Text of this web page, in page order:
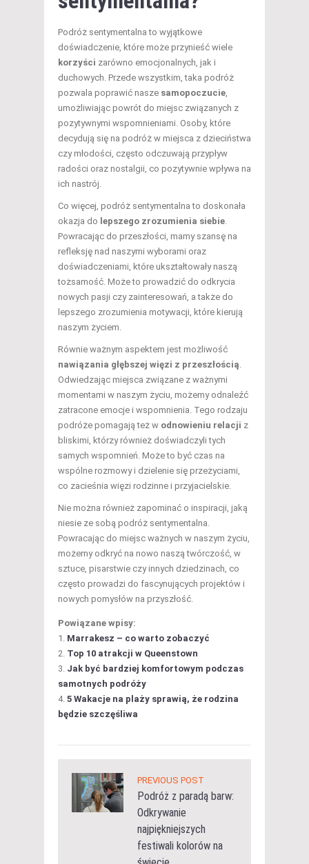
Podróż sentymentalna to wyjątkowe
doświadczenie, które może przynieść wiele
korzyści zarówno emocjonalnych, jak i
duchowych. Przede wszystkim, taka podróż
pozwala poprawić nasze samopoczucie,
umożliwiając powrót do miejsc związanych z
pozytywnymi wspomnieniami. Osoby, które
decydują się na podróż w miejsca z dzieciństwa
czy młodości, często odczuwają przypływ
radości oraz nostalgii, co pozytywnie wpływa na
ich nastrój.
Co więcej, podróż sentymentalna to doskonała
okazja do lepszego zrozumienia siebie.
Powracając do przeszłości, mamy szansę na
refleksję nad naszymi wyborami oraz
doświadczeniami, które ukształtowały naszą
tożsamość. Może to prowadzić do odkrycia
nowych pasji czy zainteresowań, a także do
lepszego zrozumienia motywacji, które kierują
naszym życiem.
Równie ważnym aspektem jest możliwość
nawiązania głębszej więzi z przeszłością.
Odwiedzając miejsca związane z ważnymi
momentami w naszym życiu, możemy odnaleźć
zatracone emocje i wspomnienia. Tego rodzaju
podróże pomagają też w odnowieniu relacji z
bliskimi, którzy również doświadczyli tych
samych wspomnień. Może to być czas na
wspólne rozmowy i dzielenie się przeżyciami,
co zacieśnia więzi rodzinne i przyjacielskie.
Nie można również zapominać o inspiracji, jaką
niesie ze sobą podróż sentymentalna.
Powracając do miejsc ważnych w naszym życiu,
możemy odkryć na nowo naszą twórczość, w
sztuce, pisarstwie czy innych dziedzinach, co
często prowadzi do fascynujących projektów i
nowych pomysłów na przyszłość.
Powiązane wpisy:
Marrakesz – co warto zobaczyć
Top 10 atrakcji w Queenstown
Jak być bardziej komfortowym podczas
samotnych podróży
5 Wakacje na plaży sprawią, że rodzina
będzie szczęśliwa
PREVIOUS POST
Podróż z paradą barw:
Odkrywanie
najpiękniejszych
festiwali kolorów na